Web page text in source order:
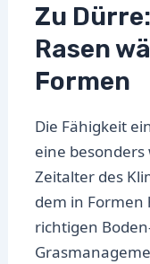
Zu
Rasen
Formen
Die Fähigkeit
eine
Zeitalter des
dem in
richtigen